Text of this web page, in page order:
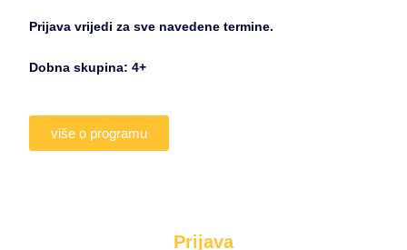
Prijava vrijedi za sve navedene termine.
Dobna skupina: 4+
više o programu
Prijava